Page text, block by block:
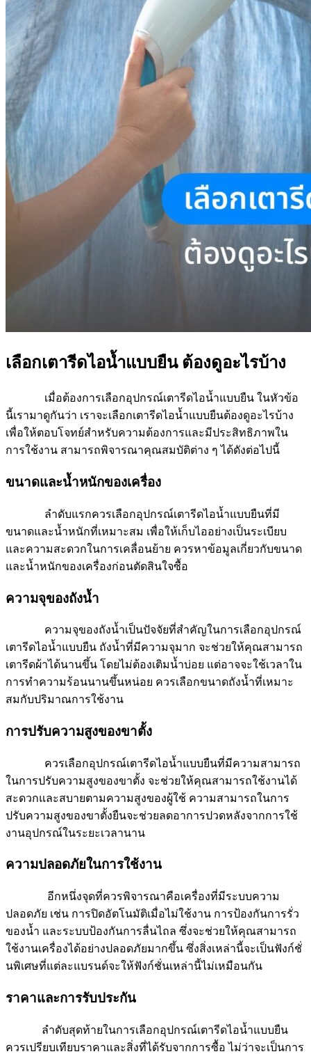
เลือกเตารีดไอน้ำแบบยืน ต้องดูอะไรบ้าง
เมื่อต้องการเลือกอุปกรณ์เตารีดไอน้ำแบบยืน ในหัวข้อ
นี้เรามาดูกันว่า เราจะเลือกเตารีดไอน้ำแบบยืนต้องดูอะไรบ้าง
เพื่อให้ตอบโจทย์สำหรับความต้องการและมีประสิทธิภาพใน
การใช้งาน สามารถพิจารณาคุณสมบัติต่าง ๆ ได้ดังต่อไปนี้
ขนาดและน้ำหนักของเครื่อง
ลำดับแรกควรเลือกอุปกรณ์เตารีดไอน้ำแบบยืนที่มี
ขนาดและน้ำหนักที่เหมาะสม เพื่อให้เก็บไออย่างเป็นระเบียบ
และความสะดวกในการเคลื่อนย้าย ควรหาข้อมูลเกี่ยวกับขนาด
และน้ำหนักของเครื่องก่อนตัดสินใจซื้อ
ความจุของถังน้ำ
ความจุของถังน้ำเป็นปัจจัยที่สำคัญในการเลือกอุปกรณ์
เตารีดไอน้ำแบบยืน ถังน้ำที่มีความจุมาก จะช่วยให้คุณสามารถ
เตารีดผ้าได้นานขึ้น โดยไม่ต้องเติมน้ำบ่อย แต่อาจจะใช้เวลาใน
การทำความร้อนนานขึ้นหน่อย ควรเลือกขนาดถังน้ำที่เหมาะ
สมกับปริมาณการใช้งาน
การปรับความสูงของขาตั้ง
ควรเลือกอุปกรณ์เตารีดไอน้ำแบบยืนที่มีความสามารถ
ในการปรับความสูงของขาตั้ง จะช่วยให้คุณสามารถใช้งานได้
สะดวกและสบายตามความสูงของผู้ใช้ ความสามารถในการ
ปรับความสูงของขาตั้งยืนจะช่วยลดอาการปวดหลังจากการใช้
งานอุปกรณ์ในระยะเวลานาน
ความปลอดภัยในการใช้งาน
อีกหนึ่งจุดที่ควรพิจารณาคือเครื่องที่มีระบบความ
ปลอดภัย เช่น การปิดอัตโนมัติเมื่อไม่ใช้งาน การป้องกันการรั่ว
ของน้ำ และระบบป้องกันการลื่นไถล ซึ่งจะช่วยให้คุณสามารถ
ใช้งานเครื่องได้อย่างปลอดภัยมากขึ้น ซึ่งสิ่งเหล่านี้จะเป็นฟังก์ชั่
นพิเศษที่แต่ละแบรนด์จะให้ฟังก์ชั่นเหล่านี้ไม่เหมือนกัน
ราคาและการรับประกัน
ลำดับสุดท้ายในการเลือกอุปกรณ์เตารีดไอน้ำแบบยืน
ควรเปรียบเทียบราคาและสิ่งที่ได้รับจากการซื้อ ไม่ว่าจะเป็นการ